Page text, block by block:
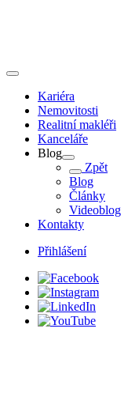
Kariéra
Nemovitosti
Realitní makléři
Kanceláře
Blog
Zpět
Blog
Články
Videoblog
Kontakty
Přihlášení